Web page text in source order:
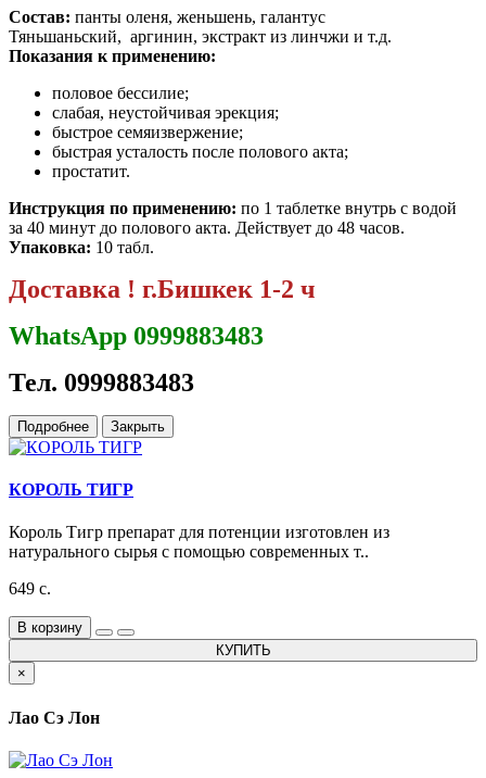
Состав: панты оленя, женьшень, галантус
Тяньшаньский, аргинин, экстракт из линчжи и т.д.
Показания к применению:
половое бессилие;
слабая, неустойчивая эрекция;
быстрое семяизвержение;
быстрая усталость после полового акта;
простатит.
Инструкция по применению: по 1 таблетке внутрь с водой
за 40 минут до полового акта. Действует до 48 часов.
Упаковка: 10 табл.
Доставка ! г.Бишкек 1-2 ч
WhatsApp 0999883483
Тел. 0999883483
Подробнее Закрыть
КОРОЛЬ ТИГР
Король Тигр препарат для потенции изготовлен из
натурального сырья с помощью современных т..
649 с.
В корзину
КУПИТЬ
×
Лао Сэ Лон